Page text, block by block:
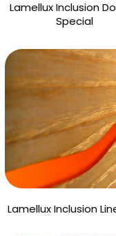
Lamellux Inclusion
Special
Lamellux Inclusion